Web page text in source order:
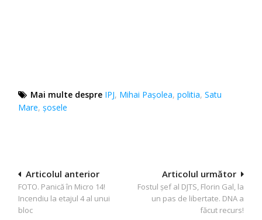
Mai multe despre IPJ, Mihai Pașolea,politia,Satu
Mare,șosele
Navigare
în
articole
Articolul următor
Fostul șef al DJTS, Florin Gal, la
un pas de libertate. DNA a
făcut recurs!
Articolul anterior
FOTO. Panică în Micro 14!
Incendiu la etajul 4 al unui
bloc